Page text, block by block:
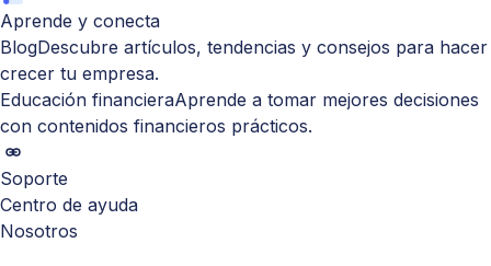
Aprende y conecta
BlogDescubre artículos, tendencias y consejos para hacer
crecer tu empresa.
Educación financieraAprende a tomar mejores decisiones
con contenidos financieros prácticos.
Soporte
Centro de ayuda
Nosotros